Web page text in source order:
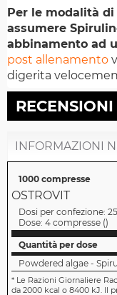
Per le modalità
assumere
abbinamento ad
post allenamento
digerita
RECENSIONI
INFORMAZIONI
1000 compresse
OSTROVIT
Dosi per confezione:
Dose: 4 compresse ()
Quantità per dose
Powdered algae -
* Le Razioni Giornaliere
da 2000 kcal o 8400 kJ. Il